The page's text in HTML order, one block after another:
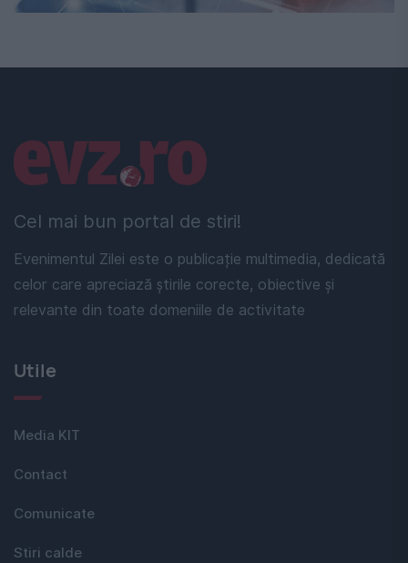
Cel mai bun portal de stiri!
Evenimentul Zilei este o publicație multimedia, dedicată
celor care apreciază știrile corecte, obiective și
relevante din toate domeniile de activitate
Linkuri utile
Utile
Media KIT
Contact
Comunicate
Stiri calde